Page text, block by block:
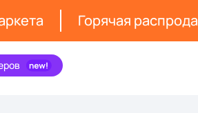
Горячая